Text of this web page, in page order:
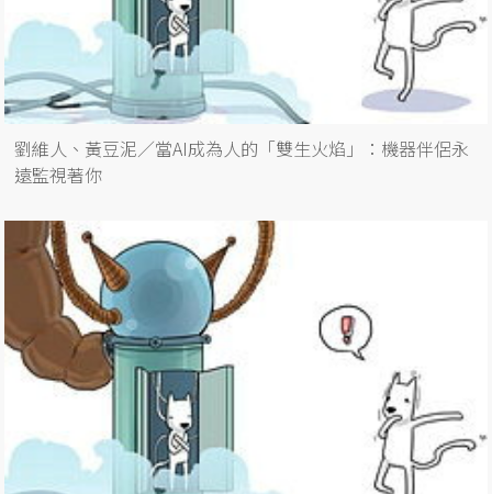
劉維人、黃豆泥／當AI成為人的「雙生火焰」：機器伴侶永
遠監視著你